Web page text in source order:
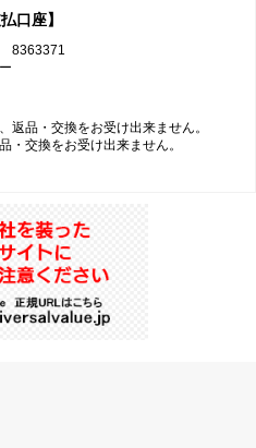
口座】
8363371
返品・交換をお受け出来ません。
・交換をお受け出来ません。